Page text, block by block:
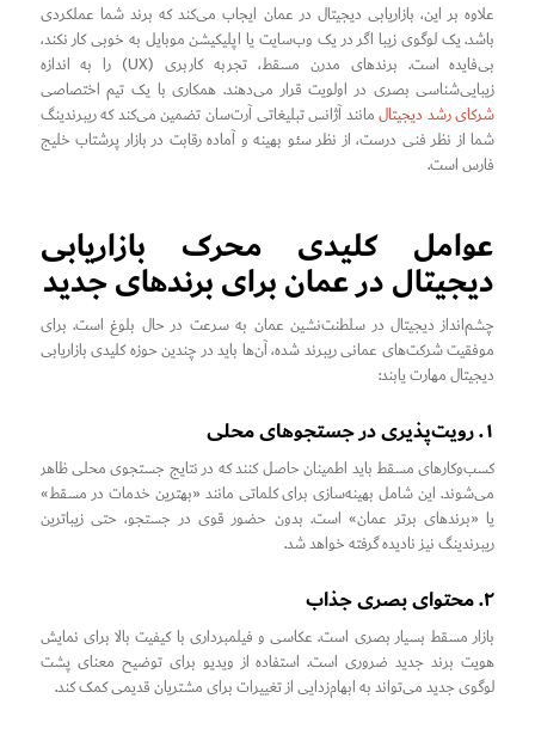
علاوه بر این، بازاریابی دیجیتال در عمان ایجاب می‌کند که برند شما عملکردی
باشد. یک لوگوی زیبا اگر در یک وب‌سایت یا اپلیکیشن موبایل به خوبی کار نکند،
بی‌فایده است. برندهای مدرن مسقط، تجربه کاربری (UX) را به اندازه
زیبایی‌شناسی بصری در اولویت قرار می‌دهند. همکاری با یک تیم اختصاصی
شرکای رشد دیجیتالمانند آژانس تبلیغاتی آرت‌سان تضمین می‌کند که ریبرندینگ
شما از نظر فنی درست، از نظر سئو بهینه و آماده رقابت در بازار پرشتاب خلیج
فارس است.
عوامل کلیدی محرک بازاریابی
دیجیتال در عمان برای برندهای جدید
چشم‌انداز دیجیتال در سلطنت‌نشین عمان به سرعت در حال بلوغ است. برای
موفقیت شرکت‌های عمانی ریبرند شده، آن‌ها باید در چندین حوزه کلیدی بازاریابی
دیجیتال مهارت یابند:
۱. رویت‌پذیری در جستجوهای محلی
کسب‌وکارهای مسقط باید اطمینان حاصل کنند که در نتایج جستجوی محلی ظاهر
می‌شوند. این شامل بهینه‌سازی برای کلماتی مانند «بهترین خدمات در مسقط»
یا «برندهای برتر عمان» است. بدون حضور قوی در جستجو، حتی زیباترین
ریبرندینگ نیز نادیده گرفته خواهد شد.
۲. محتوای بصری جذاب
بازار مسقط بسیار بصری است. عکاسی و فیلمبرداری با کیفیت بالا برای نمایش
هویت برند جدید ضروری است. استفاده از ویدیو برای توضیح معنای پشت
لوگوی جدید می‌تواند به ابهام‌زدایی از تغییرات برای مشتریان قدیمی کمک کند.